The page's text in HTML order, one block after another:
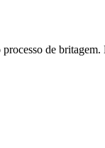
processo de